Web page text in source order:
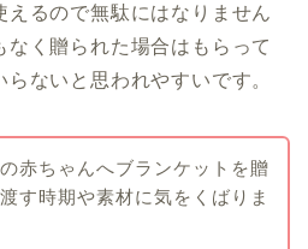
えるので無駄にはなりません
く贈られた場合はもらって
ないと思われやすいです。
赤ちゃんへブランケットを贈
す時期や素材に気をくばりま